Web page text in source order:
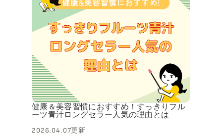
健康＆美容習慣におすすめ！すっきりフル
ーツ青汁ロングセラー人気の理由とは
2026.04.07更新